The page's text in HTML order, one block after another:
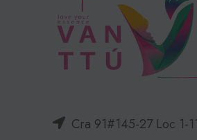
Cra 91#145-27 Loc 1-